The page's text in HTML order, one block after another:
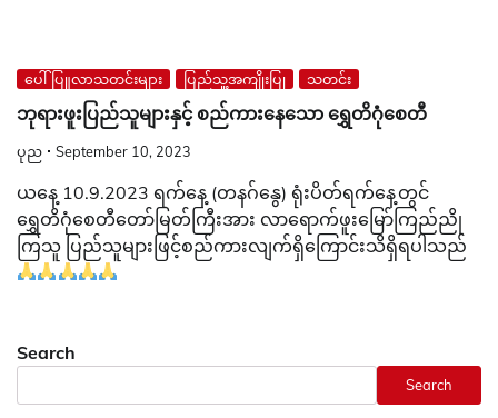
ပေါ်ပြူလာသတင်းများ ပြည်သူ့အကျိုးပြု သတင်း
ဘုရားဖူးပြည်သူများနှင့် စည်ကားနေသော ရွှေတိဂုံစေတီ
ပုည September 10, 2023
ယနေ့ 10.9.2023 ရက်နေ့ (တနဂ်နွေ) ရုံးပိတ်ရက်‌နေ့တွင်
ရွှေတိဂုံစေတီတော်မြတ်ကြီးအား လာရောက်ဖူးမြော်ကြည်ညို
ကြသူ ပြည်သူများဖြင့်စည်ကားလျက်ရှိကြောင်းသိရှိရပါသည်
Search
Search